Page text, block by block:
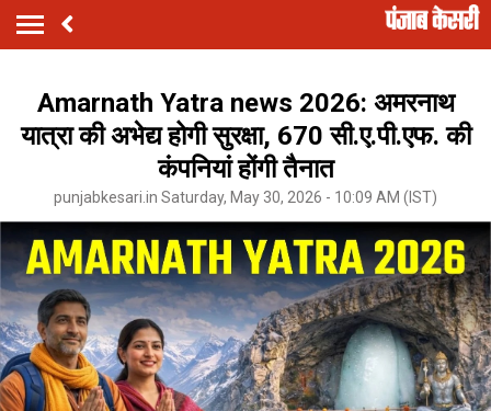
Amarnath Yatra news 2026: अमरनाथ
यात्रा की अभेद्य होगी सुरक्षा, 670 सी.ए.पी.एफ. की
कंपनियां होंगी तैनात
punjabkesari.in Saturday, May 30, 2026 - 10:09 AM (IST)